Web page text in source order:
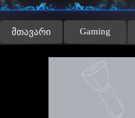
მთავარი Gaming